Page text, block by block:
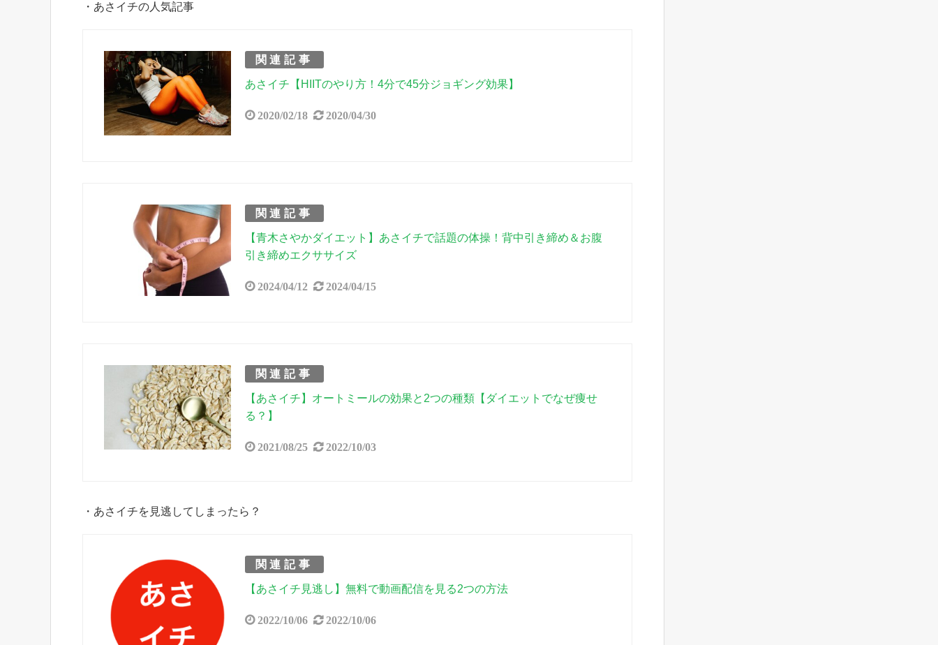
・あさイチの人気記事
関連記事
あさイチ【HIITのやり方！4分で45分ジョギング効果】
2020/02/18 2020/04/30
関連記事
【青木さやかダイエット】あさイチで話題の体操！背中引き締め＆お腹
引き締めエクササイズ
2024/04/12 2024/04/15
関連記事
【あさイチ】オートミールの効果と2つの種類【ダイエットでなぜ痩せ
る？】
2021/08/25 2022/10/03
・あさイチを見逃してしまったら？
関連記事
【あさイチ見逃し】無料で動画配信を見る2つの方法
2022/10/06 2022/10/06